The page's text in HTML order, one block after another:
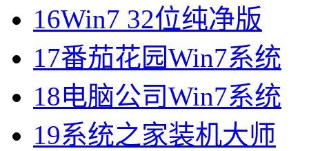
16Win7 32位纯净版
17番茄花园Win7系统
18电脑公司Win7系统
19系统之家装机大师